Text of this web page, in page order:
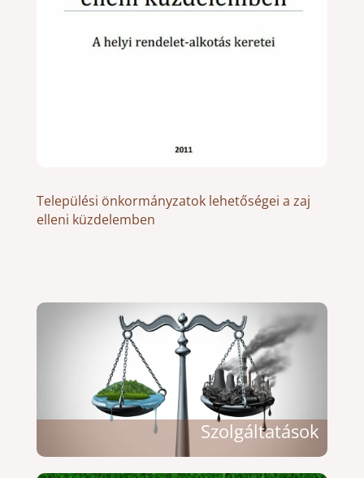
Települési önkormányzatok lehetőségei a zaj
elleni küzdelemben
Szolgáltatások